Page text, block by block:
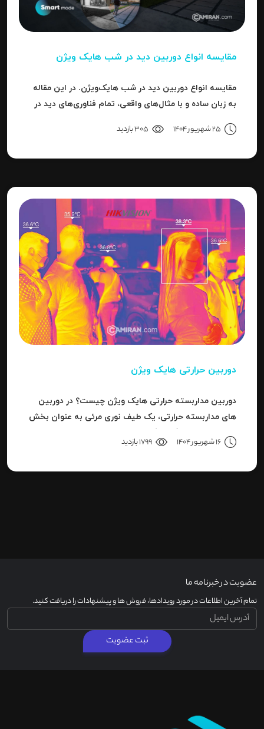
مقایسه انواع دوربین دید در شب هایک‌ ویژن
مقایسه انواع دوربین دید در شب هایک‌ویژن. در این مقاله
به زبان ساده و با مثال‌های واقعی، تمام فناوری‌های دید در
25 شهریور 1404 305 بازدید
دوربین حرارتی هایک ویژن
دوربین مداربسته حرارتی هایک ویژن چیست؟ در دوربین
های مداربسته حرارتی، یک طیف نوری مرئی به عنوان بخش
سری دوربین هاست.
16 شهریور 1404 1799 بازدید
عضویت در خبرنامه ما
تمام آخرین اطلاعات در مورد رویدادها، فروش ها و پیشنهادات را دریافت کنید.
ثبت عضویت